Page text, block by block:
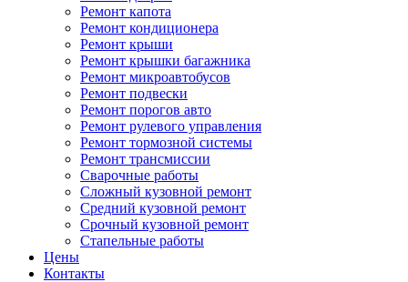
Ремонт капота
Ремонт кондиционера
Ремонт крыши
Ремонт крышки багажника
Ремонт микроавтобусов
Ремонт подвески
Ремонт порогов авто
Ремонт рулевого управления
Ремонт тормозной системы
Ремонт трансмиссии
Сварочные работы
Сложный кузовной ремонт
Средний кузовной ремонт
Срочный кузовной ремонт
Стапельные работы
Цены
Контакты